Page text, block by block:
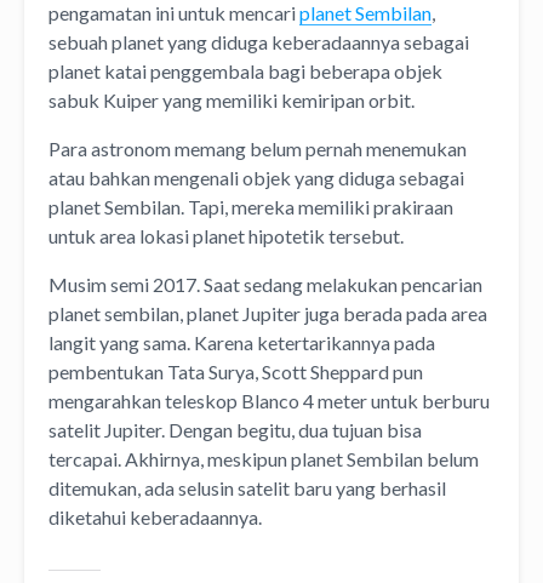
pengamatan ini untuk mencariplanet Sembilan,
sebuah planet yang diduga keberadaannya sebagai
planet katai penggembala bagi beberapa objek
sabuk Kuiper yang memiliki kemiripan orbit.
Para astronom memang belum pernah menemukan
atau bahkan mengenali objek yang diduga sebagai
planet Sembilan. Tapi, mereka memiliki prakiraan
untuk area lokasi planet hipotetik tersebut.
Musim semi 2017. Saat sedang melakukan pencarian
planet sembilan, planet Jupiter juga berada pada area
langit yang sama. Karena ketertarikannya pada
pembentukan Tata Surya, Scott Sheppard pun
mengarahkan teleskop Blanco 4 meter untuk berburu
satelit Jupiter. Dengan begitu, dua tujuan bisa
tercapai. Akhirnya, meskipun planet Sembilan belum
ditemukan, ada selusin satelit baru yang berhasil
diketahui keberadaannya.